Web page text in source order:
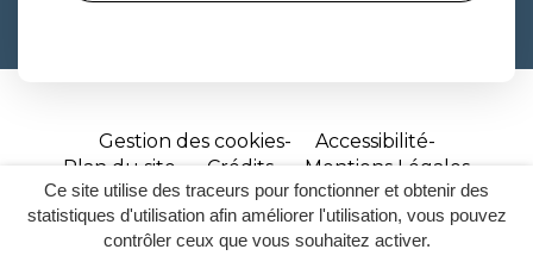
Ce site utilise des traceurs pour fonctionner et obtenir des
statistiques d'utilisation afin améliorer l'utilisation, vous pouvez
contrôler ceux que vous souhaitez activer.
Gestion des cookies
Accessibilité
Plan du site
Crédits
Mentions Légales
Site
réalisé